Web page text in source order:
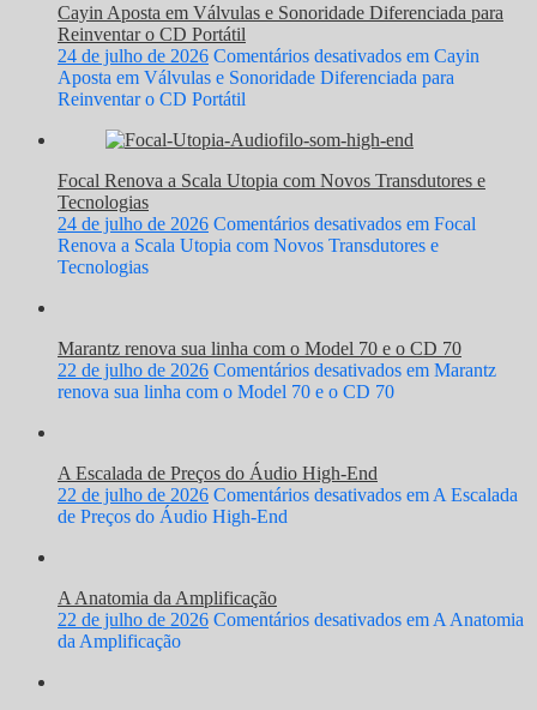
Cayin Aposta em Válvulas e Sonoridade Diferenciada para
Reinventar o CD Portátil
24 de julho de 2026 Comentários desativados em Cayin
Aposta em Válvulas e Sonoridade Diferenciada para
Reinventar o CD Portátil
Focal Renova a Scala Utopia com Novos Transdutores e
Tecnologias
24 de julho de 2026 Comentários desativados em Focal
Renova a Scala Utopia com Novos Transdutores e
Tecnologias
Marantz renova sua linha com o Model 70 e o CD 70
22 de julho de 2026 Comentários desativados em Marantz
renova sua linha com o Model 70 e o CD 70
A Escalada de Preços do Áudio High-End
22 de julho de 2026 Comentários desativados em A Escalada
de Preços do Áudio High-End
A Anatomia da Amplificação
22 de julho de 2026 Comentários desativados em A Anatomia
da Amplificação